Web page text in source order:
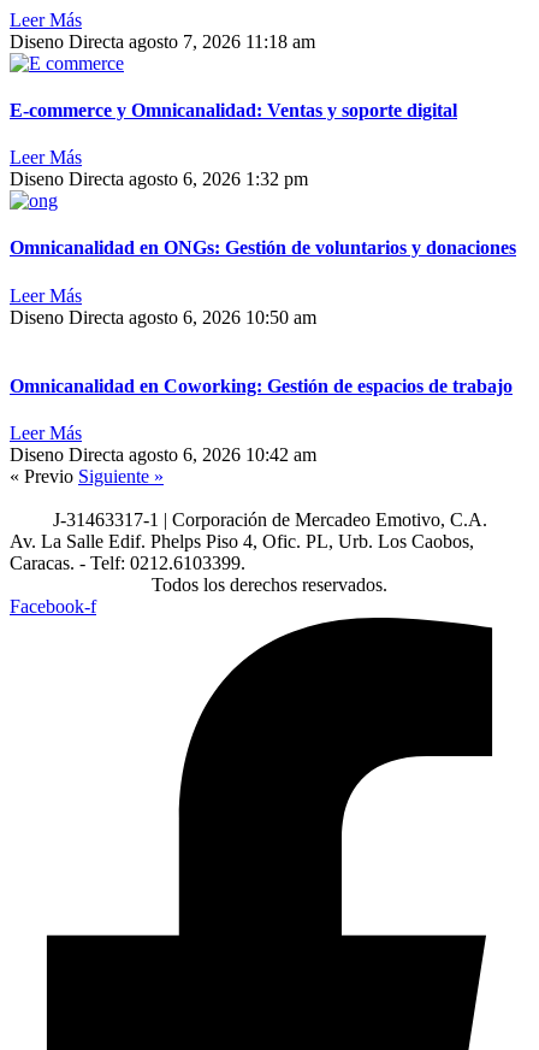
Leer Más
Diseno Directa agosto 7, 2026 11:18 am
E-commerce y Omnicanalidad: Ventas y soporte digital
Leer Más
Diseno Directa agosto 6, 2026 1:32 pm
Omnicanalidad en ONGs: Gestión de voluntarios y donaciones
Leer Más
Diseno Directa agosto 6, 2026 10:50 am
Omnicanalidad en Coworking: Gestión de espacios de trabajo
Leer Más
Diseno Directa agosto 6, 2026 10:42 am
« Previo Siguiente »
J-31463317-1 | Corporación de Mercadeo Emotivo, C.A.
Av. La Salle Edif. Phelps Piso 4, Ofic. PL, Urb. Los Caobos,
Caracas. - Telf: 0212.6103399.
Todos los derechos reservados.
Facebook-f